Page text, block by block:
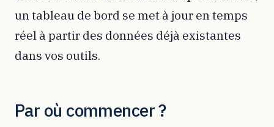
un tableau de bord se met à jour en temps
réel à partir des données déjà existantes
dans vos outils.
Par où commencer ?